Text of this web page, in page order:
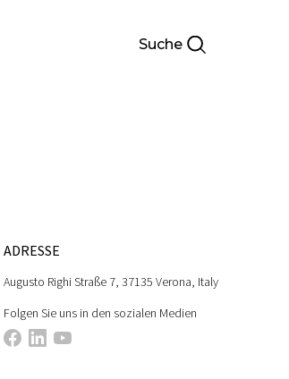
Suche
ADRESSE
Augusto Righi Straße 7, 37135 Verona, Italy
Folgen Sie uns in den sozialen Medien